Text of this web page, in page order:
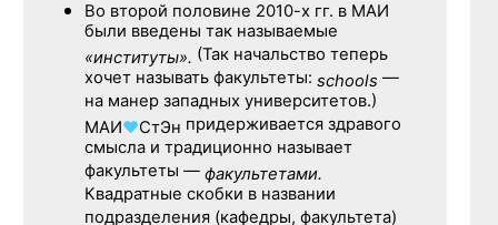
Во второй половине 2010-х гг. в МАИ
были введены так называемые
«институты». (Так начальство теперь
хочет называть факультеты: schools —
на манер западных университетов.)
МАИ♥СтЭн придерживается здравого
смысла и традиционно называет
факультеты — факультетами.
Квадратные скобки в названии
подразделения (кафедры, факультета)